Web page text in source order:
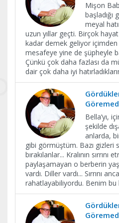
Mişon
başladığı
meyal
uzun yıllar geçti. Birçok hayat
kadar demek geliyor
mesafeye yine de şüpheyle
Çünkü çok daha fazlası da
dair çok daha iyi
Bella’yı,
şekilde
anlarda,
gibi görmüştüm. Bazı gizleri
bırakılanlar... Kralının sırrını
paylaşamayan o berberin
vardı. Diller vardı... Sırrını
rahatlayabiliyordu. Benim bu